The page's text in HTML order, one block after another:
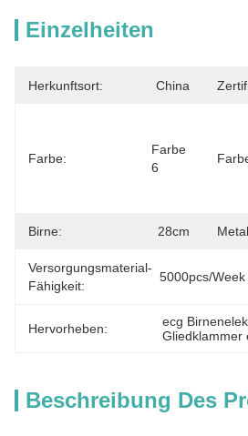
Einzelheiten
Herkunftsort: China
Farbe:
Farbe
6
Birne: 28cm
Versorgungsmaterial-
Fähigkeit:
5000pcs/week
Hervorheben: ecg
Gliedklammer
Beschreibung Des